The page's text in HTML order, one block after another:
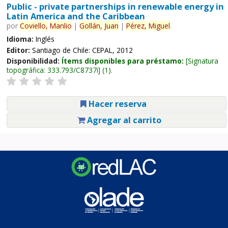
Public - private partnerships in renewable energy in
Latin America and the Caribbean
por Coviello, Manlio | Gollán, Juan | Pérez, Miguel.
Idioma: Inglés
Editor: Santiago de Chile: CEPAL, 2012
Disponibilidad: Ítems disponibles para préstamo: Signatura
topográfica: 333.793/C8737i (1).
Hacer reserva
Agregar al carrito